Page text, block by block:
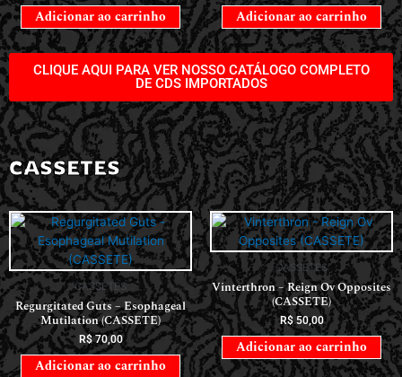
Adicionar ao carrinho Adicionar ao carrinho
CLIQUE AQUI PARA VER NOSSO CATÁLOGO COMPLETO
DE CDS IMPORTADOS
CASSETES
CASSETES
Regurgitated Guts – Esophageal
Mutilation (CASSETE)
R$70,00
Adicionar ao carrinho
CASSETES
Vinterthron – Reign Ov Opposites
(CASSETE)
R$50,00
Adicionar ao carrinho